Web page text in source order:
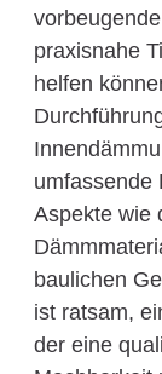
praxisnahe
helfen
umfassende
Aspekte wie
baulichen
ist ratsam,
der eine